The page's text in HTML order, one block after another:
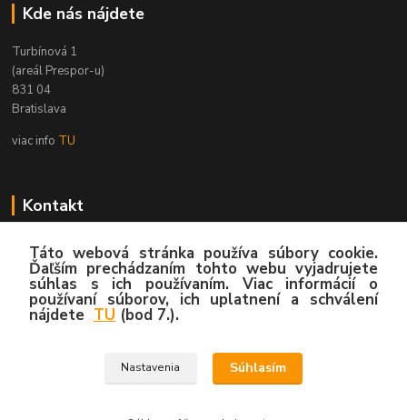
Kde nás nájdete
Turbínová 1
(areál Prespor-u)
831 04
Bratislava
viac info TU
Kontakt
Zákaznícka podpora
02/4445 8762
(Po-Pia, 8:00-15:30 hod.)
info@hygy.sk
Táto webová stránka používa súbory cookie.
Ďaľším prechádzaním tohto webu vyjadrujete
súhlas s ich používaním. Viac informácií o
používaní súborov, ich uplatnení a schválení
nájdete TU (bod 7.).
Nastavenia Súhlasím